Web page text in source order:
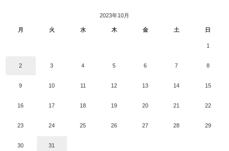
2023年10月
月 火 水 木 金 土 日
1
2 3 4 5 6 7 8
9 10 11 12 13 14 15
16 17 18 19 20 21 22
23 24 25 26 27 28 29
30 31